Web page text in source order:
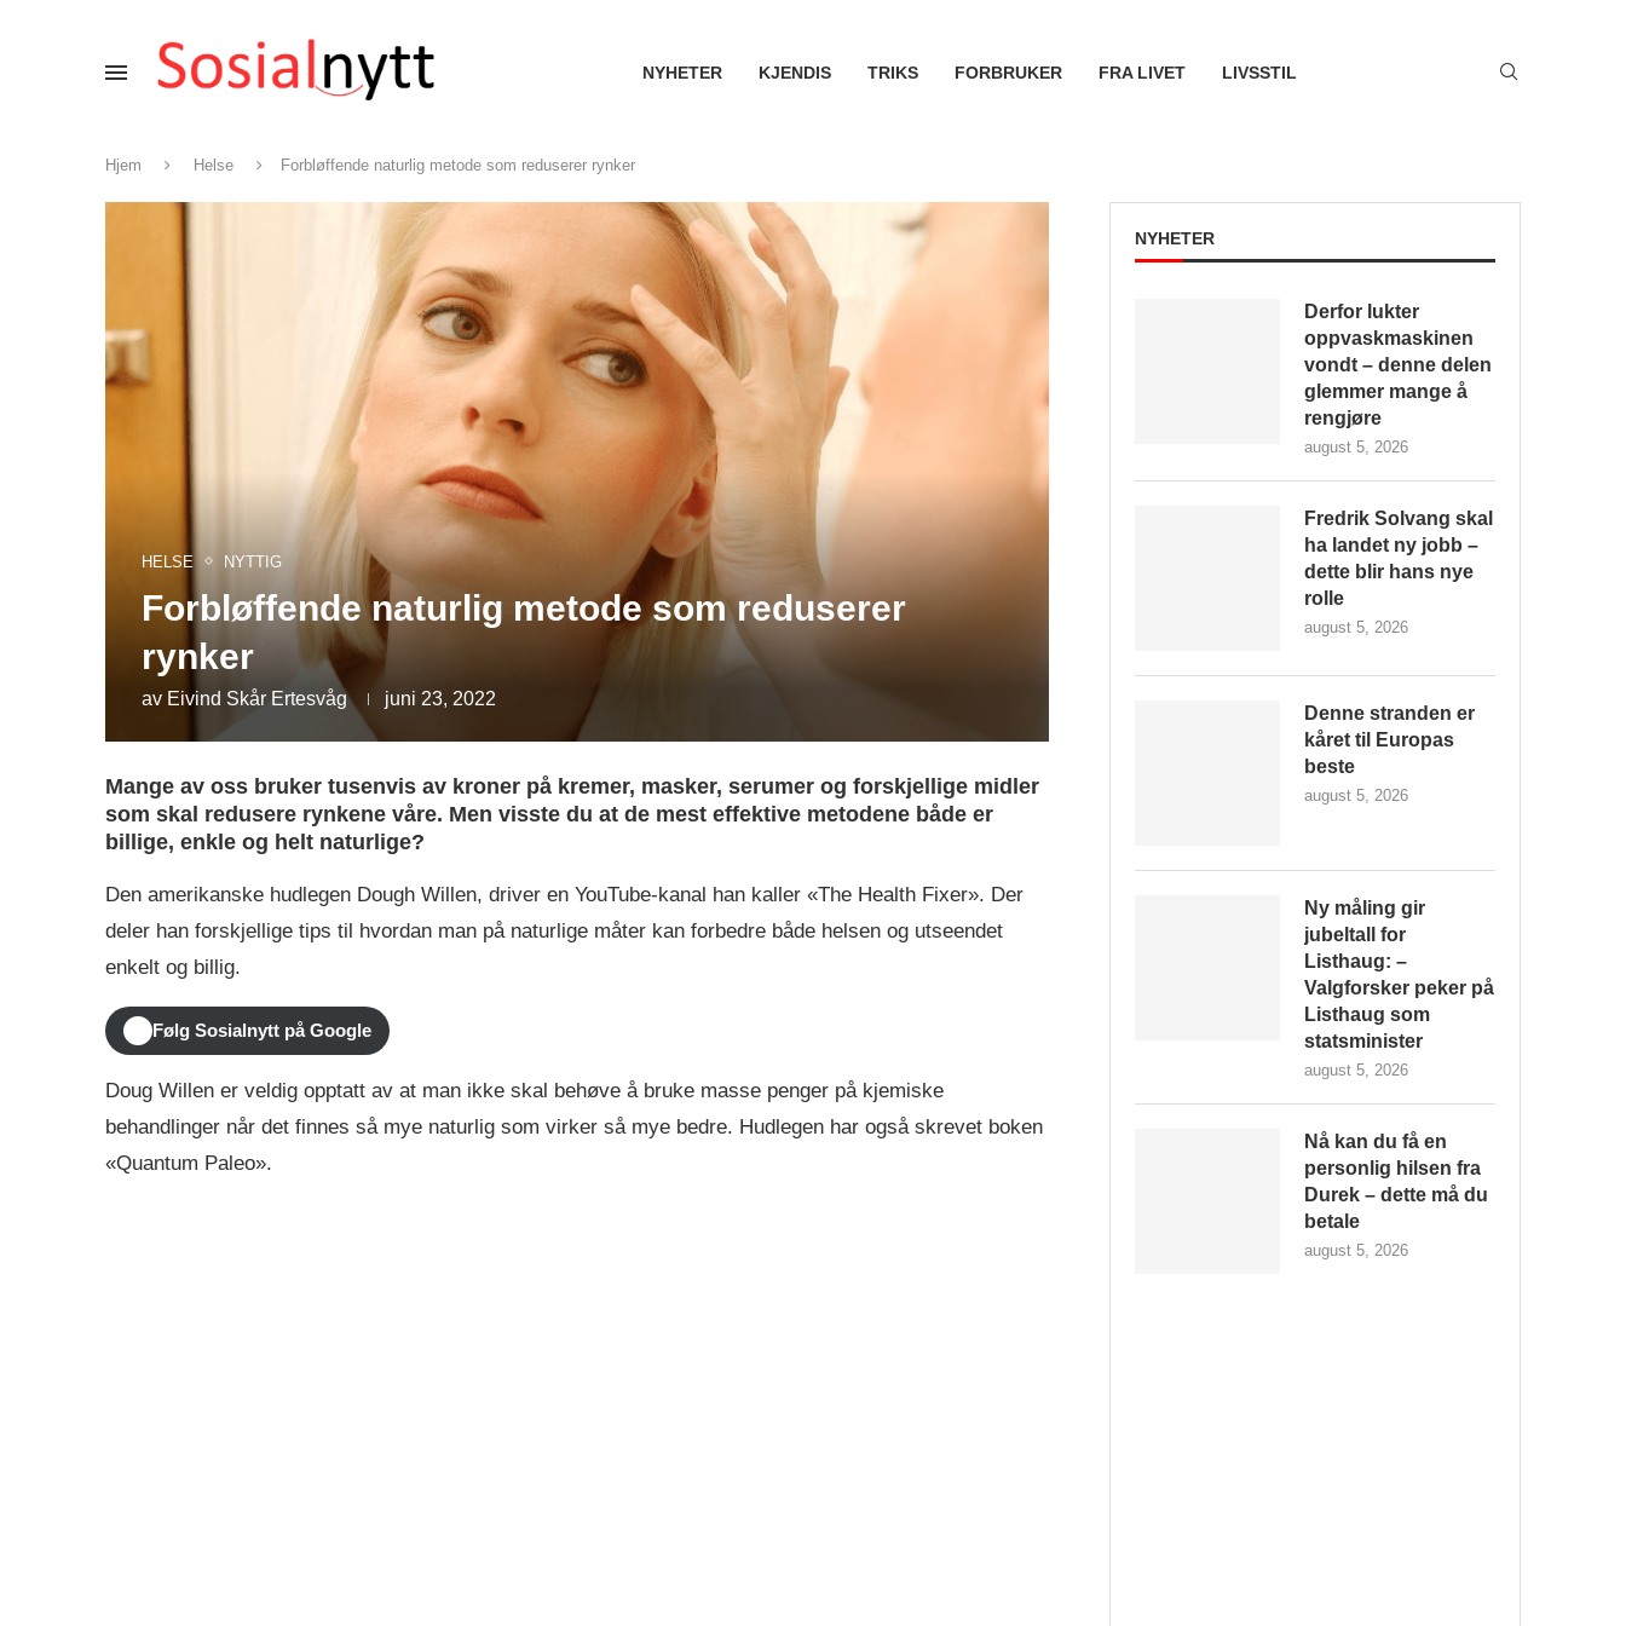
NYHETER KJENDIS TRIKS FORBRUKER FRA LIVET LIVSSTIL
Hjem Helse Forbløffende naturlig metode som reduserer rynker
HELSE NYTTIG
Forbløffende naturlig metode som reduserer
rynker
av Eivind Skår Ertesvåg juni 23, 2022
Mange av oss bruker tusenvis av kroner på kremer, masker, serumer og forskjellige midler
som skal redusere rynkene våre. Men visste du at de mest effektive metodene både er
billige, enkle og helt naturlige?
Den amerikanske hudlegen Dough Willen, driver en YouTube-kanal han kaller «The Health Fixer». Der
deler han forskjellige tips til hvordan man på naturlige måter kan forbedre både helsen og utseendet
enkelt og billig.
Følg Sosialnytt på Google
Doug Willen er veldig opptatt av at man ikke skal behøve å bruke masse penger på kjemiske
behandlinger når det finnes så mye naturlig som virker så mye bedre. Hudlegen har også skrevet boken
«Quantum Paleo».
NYHETER
Derfor lukter
oppvaskmaskinen
vondt – denne delen
glemmer mange å
rengjøre
august 5, 2026
Fredrik Solvang skal
ha landet ny jobb –
dette blir hans nye
rolle
august 5, 2026
Denne stranden er
kåret til Europas
beste
august 5, 2026
Ny måling gir
jubeltall for
Listhaug: –
Valgforsker peker på
Listhaug som
statsminister
august 5, 2026
Nå kan du få en
personlig hilsen fra
Durek – dette må du
betale
august 5, 2026